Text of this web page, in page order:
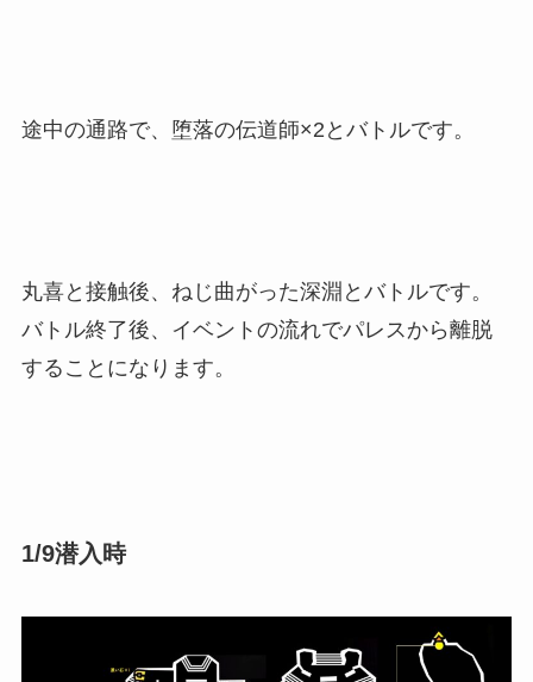
途中の通路で、堕落の伝道師×2とバトルです。
丸喜と接触後、ねじ曲がった深淵とバトルです。
バトル終了後、イベントの流れでパレスから離脱
することになります。
1/9潜入時